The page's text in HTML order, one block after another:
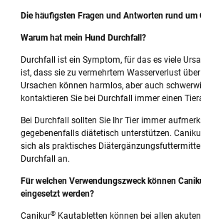
Die häufigsten Fragen und Antworten rund um
Warum hat mein Hund Durchfall?
Durchfall ist ein Symptom, für das es viele
ist, dass sie zu vermehrtem Wasserverlust
Ursachen können harmlos, aber auch
kontaktieren Sie bei Durchfall immer einen
Bei Durchfall sollten Sie Ihr Tier immer
gegebenenfalls diätetisch unterstützen.
sich als praktisches
Durchfall an.
Für welchen Verwendungszweck können
eingesetzt werden?
Canikur® Kautabletten können bei allen